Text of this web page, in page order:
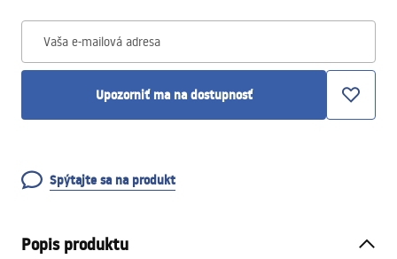
Vaša e-mailová adresa
Upozorniť ma na dostupnosť
Spýtajte sa na produkt
Popis produktu